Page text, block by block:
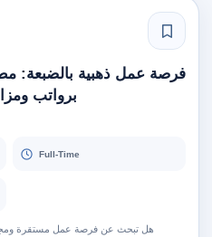
فرصة عمل ذهبية بالضبعة:
برواتب
Full-Time
هل تبحث عن فرصة عمل مستقرة